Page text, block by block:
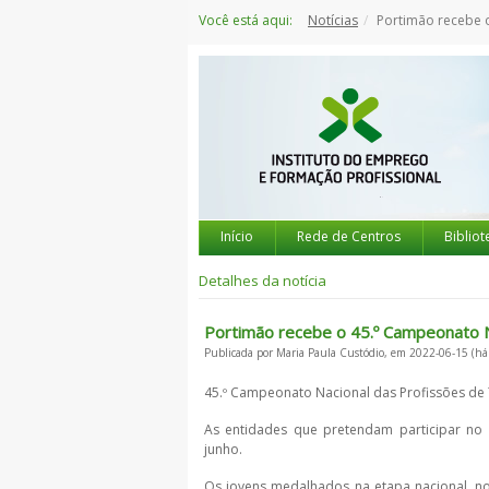
para
Você está aqui: Notícias Portimão recebe o
Início Rede de Centros
Detalhes da notícia
Portimão recebe o 45.º Campeonato
Publicada por Maria Paula Custódio, em 2022-06-15
45.º Campeonato Nacional das Profissões
As entidades que pretendam participar
junho.